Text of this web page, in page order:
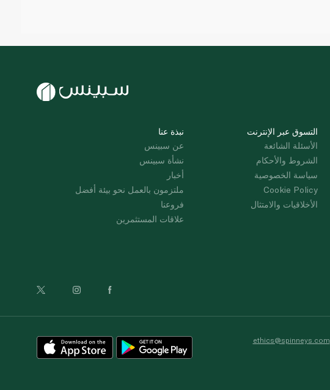
نبذة عنا
عن سبينس
نشأة سبينس
أخبار
ملتزمون بالعمل نحو بيئة أفضل
فروعنا
علاقات المستثمرين
التسوق عبر الإنترنت
الأسئلة الشائعة
الشروط والأحكام
سياسة الخصوصية
Cookie Policy
الأخلاقيات والامتثال
ethics@spinneys.com